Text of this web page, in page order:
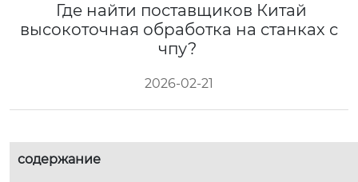
Где найти поставщиков Китай
высокоточная обработка на станках с
чпу?
2026-02-21
содержание